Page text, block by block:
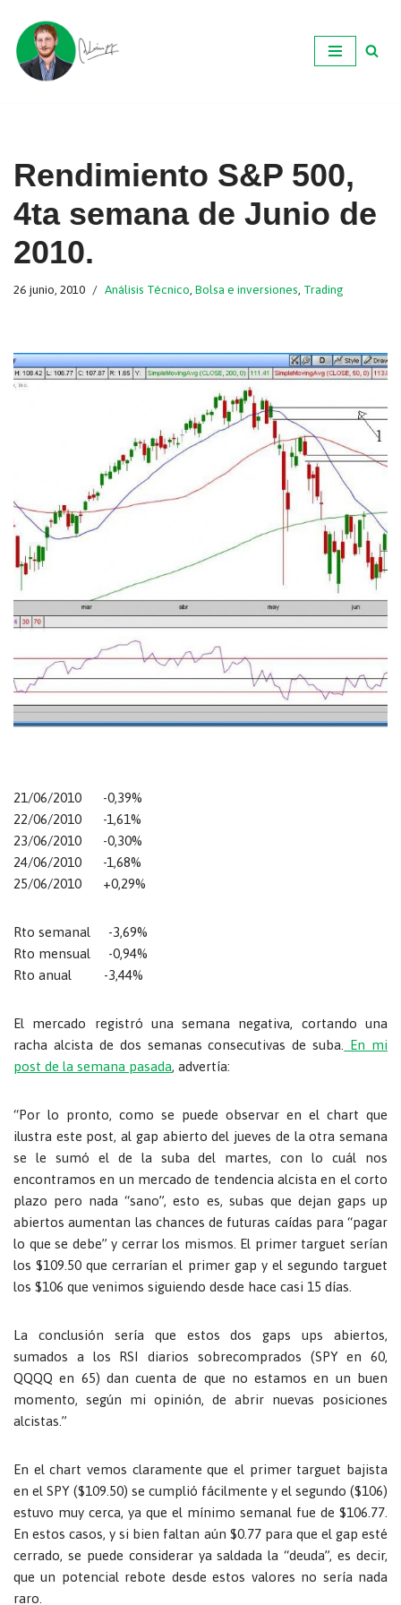
Ir
al
Rendimiento S&P 500,
4ta semana de Junio de
2010.
26 junio, 2010 Análisis Técnico Bolsa e inversiones Trading
21/06/2010 -0,39%
22/06/2010 -1,61%
23/06/2010 -0,30%
24/06/2010 -1,68%
25/06/2010 +0,29%
Rto semanal -3,69%
Rto mensual -0,94%
Rto anual -3,44%
El mercado registró una semana negativa, cortando una
racha alcista de dos semanas consecutivas de suba.
En mi
post de la semana pasada, advertía:
“Por lo pronto, como se puede observar en el chart que
ilustra este post, al gap abierto del jueves de la otra semana
se le sumó el de la suba del martes, con lo cuál nos
encontramos en un mercado de tendencia alcista en el corto
plazo pero nada “sano”, esto es, subas que dejan gaps up
abiertos aumentan las chances de futuras caídas para “pagar
lo que se debe” y cerrar los mismos. El primer targuet serían
los $109.50 que cerrarían el primer gap y el segundo targuet
los $106 que venimos siguiendo desde hace casi 15 días.
La conclusión sería que estos dos gaps ups abiertos,
sumados a los RSI diarios sobrecomprados (SPY en 60,
QQQQ en 65) dan cuenta de que no estamos en un buen
momento, según mi opinión, de abrir nuevas posiciones
alcistas.”
En el chart vemos claramente que el primer targuet bajista
en el SPY ($109.50) se cumplió fácilmente y el segundo ($106)
estuvo muy cerca, ya que el mínimo semanal fue de $106.77.
En estos casos, y si bien faltan aún $0.77 para que el gap esté
cerrado, se puede considerar ya saldada la “deuda”, es decir,
que un potencial rebote desde estos valores no sería nada
raro.